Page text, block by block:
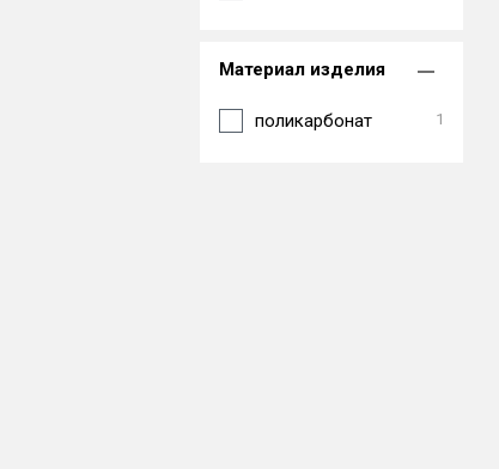
Материал изделия
поликарбонат 1